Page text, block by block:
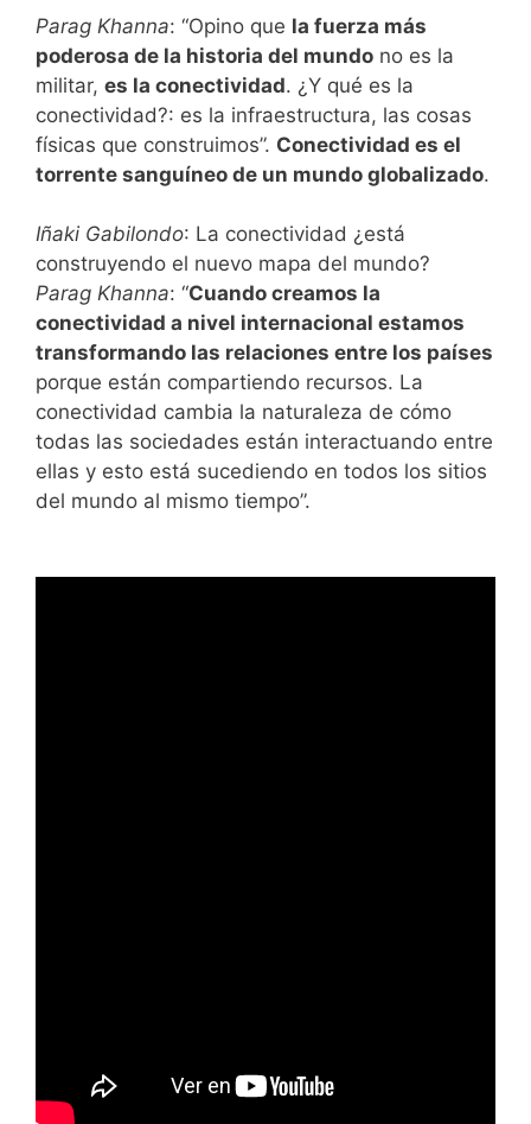
Parag Khanna: “Opino que la fuerza más
poderosa de la historia del mundo no es la
militar, es la conectividad. ¿Y qué es la
conectividad?: es la infraestructura, las cosas
físicas que construimos”. Conectividad es el
torrente sanguíneo de un mundo globalizado.
Iñaki Gabilondo: La conectividad ¿está
construyendo el nuevo mapa del mundo?
Parag Khanna: “Cuando creamos la
conectividad a nivel internacional estamos
transformando las relaciones entre los países
porque están compartiendo recursos. La
conectividad cambia la naturaleza de cómo
todas las sociedades están interactuando entre
ellas y esto está sucediendo en todos los sitios
del mundo al mismo tiempo”.